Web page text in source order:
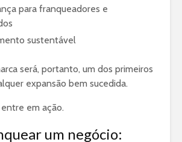
para franqueadores e
sustentável
será, portanto, um dos primeiros
expansão bem sucedida.
em ação.
um negócio: